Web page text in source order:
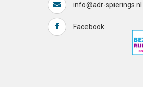
info@adr-spierings.nl
Facebook